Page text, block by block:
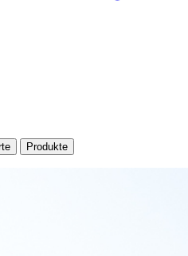
Produkte